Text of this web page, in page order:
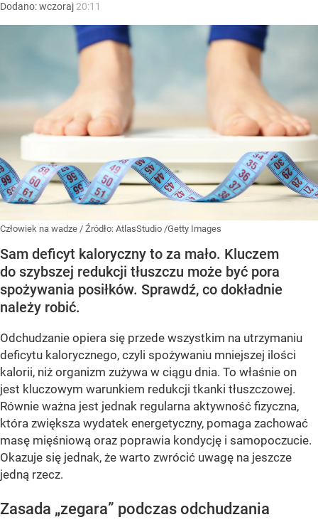
Dodano:wczoraj 20:11
Człowiek na wadze / Źródło: AtlasStudio /Getty Images
Sam deficyt kaloryczny to za mało. Kluczem
do szybszej redukcji tłuszczu może być pora
spożywania posiłków. Sprawdź, co dokładnie
należy robić.
Odchudzanie opiera się przede wszystkim na utrzymaniu
deficytu kalorycznego, czyli spożywaniu mniejszej ilości
kalorii, niż organizm zużywa w ciągu dnia. To właśnie on
jest kluczowym warunkiem redukcji tkanki tłuszczowej.
Równie ważna jest jednak regularna aktywność fizyczna,
która zwiększa wydatek energetyczny, pomaga zachować
masę mięśniową oraz poprawia kondycję i samopoczucie.
Okazuje się jednak, że warto zwrócić uwagę na jeszcze
jedną rzecz.
Zasada „zegara” podczas odchudzania